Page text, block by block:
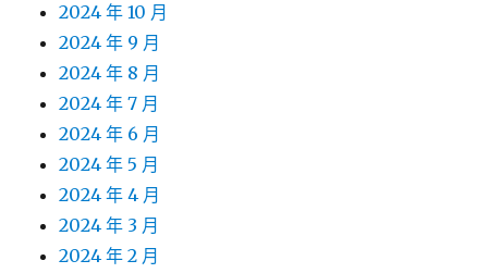
2024 年 10 月
2024 年 9 月
2024 年 8 月
2024 年 7 月
2024 年 6 月
2024 年 5 月
2024 年 4 月
2024 年 3 月
2024 年 2 月